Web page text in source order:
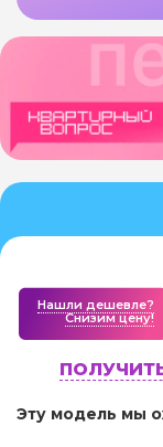
Нашли дешевле?
Cнизим цену!
Эту модель мы